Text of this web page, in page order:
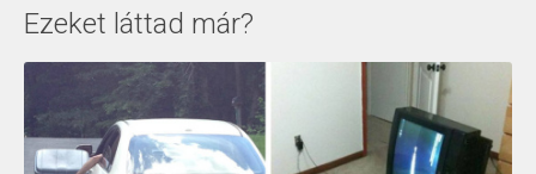
Ezeket láttad már?